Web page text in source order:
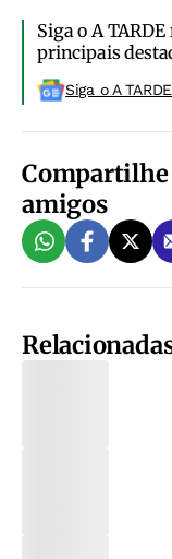
Siga o A
principais
Siga o A
Compartilhe
amigos